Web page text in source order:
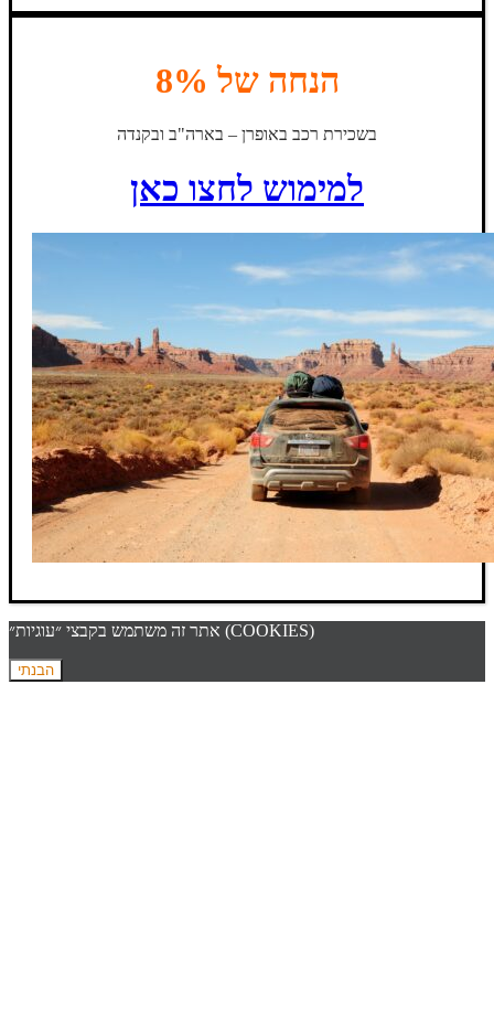
הנחה של 8%
בשכירת רכב באופרן – בארה"ב ובקנדה
למימוש לחצו כאן
אתר זה משתמש בקבצי ״עוגיות״ (COOKIES)
הבנתי